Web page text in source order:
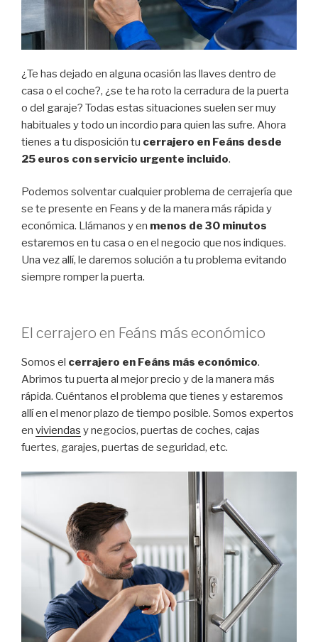
¿Te has dejado en alguna ocasión las llaves dentro de
casa o el coche?, ¿se te ha roto la cerradura de la puerta
o del garaje? Todas estas situaciones suelen ser muy
habituales y todo un incordio para quien las sufre. Ahora
tienes a tu disposición tu cerrajero en Feáns desde
25 euros con servicio urgente incluido.
Podemos solventar cualquier problema de cerrajería que
se te presente en Feans y de la manera más rápida y
económica. Llámanos y en menos de 30 minutos
estaremos en tu casa o en el negocio que nos indiques.
Una vez allí, le daremos solución a tu problema evitando
siempre romper la puerta.
El cerrajero en Feáns más económico
Somos el cerrajero en Feáns más económico.
Abrimos tu puerta al mejor precio y de la manera más
rápida. Cuéntanos el problema que tienes y estaremos
allí en el menor plazo de tiempo posible. Somos expertos
en viviendas y negocios, puertas de coches, cajas
fuertes, garajes, puertas de seguridad, etc.